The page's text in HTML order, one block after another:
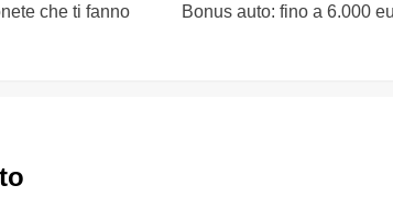
che ti fanno
Bonus auto: fino a 6.000